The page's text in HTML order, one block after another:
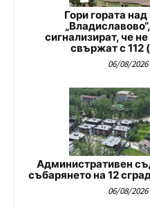
Гори гората
сигнализират, че
свържат с 112
06/08/2026
Административен
събарянето на 12
06/08/2026